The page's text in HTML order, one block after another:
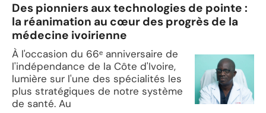
Des pionniers aux technologies de pointe :
la réanimation au cœur des progrès de la
médecine ivoirienne
À l'occasion du 66ᵉ anniversaire de
l'indépendance de la Côte d'Ivoire,
lumière sur l'une des spécialités les
plus stratégiques de notre système
de santé. Au